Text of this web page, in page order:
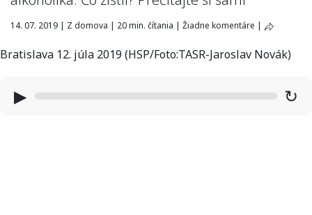
14. 07. 2019 | Z domova | 20 min. čítania | Žiadne komentáre |
Bratislava 12. júla 2019 (HSP/Foto:TASR-Jaroslav Novák)
▶ ↻